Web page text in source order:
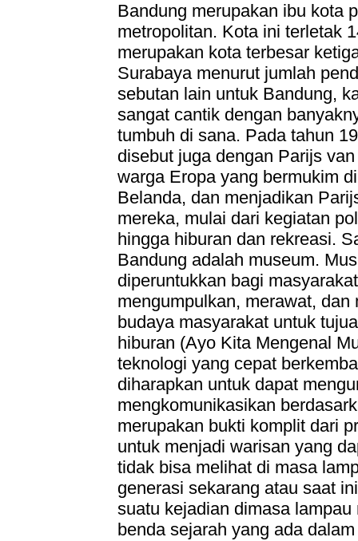
Bandung merupakan ibu kota
metropolitan. Kota ini terletak
merupakan kota terbesar
Surabaya menurut jumlah
sebutan lain untuk Bandung,
sangat cantik dengan
tumbuh di sana. Pada tahun
disebut juga dengan Parijs
warga Eropa yang bermukim
Belanda, dan menjadikan
mereka, mulai dari kegiatan
hingga hiburan dan rekreasi.
Bandung adalah museum.
diperuntukkan bagi
mengumpulkan, merawat,
budaya masyarakat untuk
hiburan (Ayo Kita Mengenal
teknologi yang cepat
diharapkan untuk dapat
mengkomunikasikan
merupakan bukti komplit dari
untuk menjadi warisan yang
tidak bisa melihat di masa
generasi sekarang atau saat
suatu kejadian dimasa
benda sejarah yang ada